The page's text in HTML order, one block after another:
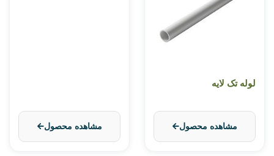
لوله تک لایه
مشاهده محصول مشاهده محصول